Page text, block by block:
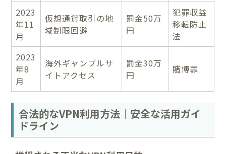
2023
年11
月
仮想通貨取引の地
域制限回避
罰金50万
円
犯罪収益
移転防止
法
2023
年8
月
海外ギャンブルサ
イトアクセス
罰金30万
円
賭博罪
合法的なVPN利用方法｜安全な活用ガイ
ドライン